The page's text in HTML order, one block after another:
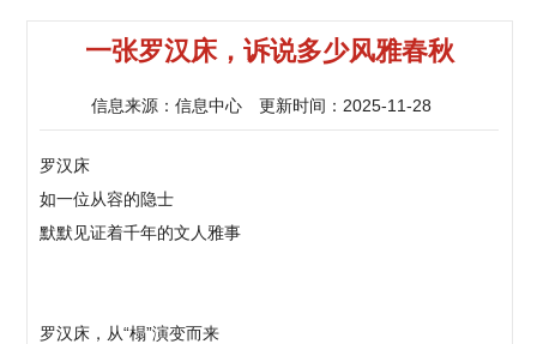
一张罗汉床，诉说多少风雅春秋
信息来源：信息中心更新时间：2025-11-28
罗汉床
如一位从容的隐士
默默见证着千年的文人雅事
罗汉床，从“榻”演变而来